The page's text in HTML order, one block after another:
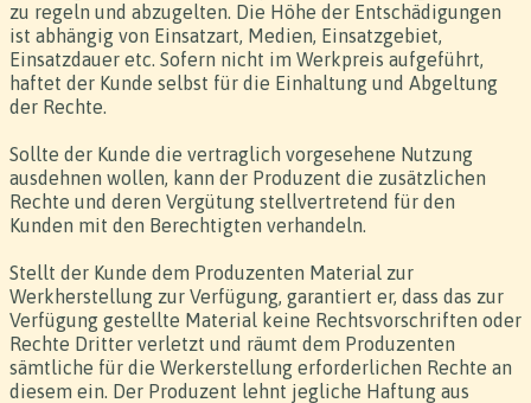
zu regeln und abzugelten. Die Höhe der Entschädigungen
ist abhängig von Einsatzart, Medien, Einsatzgebiet,
Einsatzdauer etc. Sofern nicht im Werkpreis aufgeführt,
haftet der Kunde selbst für die Einhaltung und Abgeltung
der Rechte.
Sollte der Kunde die vertraglich vorgesehene Nutzung
ausdehnen wollen, kann der Produzent die zusätzlichen
Rechte und deren Vergütung stellvertretend für den
Kunden mit den Berechtigten verhandeln.
Stellt der Kunde dem Produzenten Material zur
Werkherstellung zur Verfügung, garantiert er, dass das zur
Verfügung gestellte Material keine Rechtsvorschriften oder
Rechte Dritter verletzt und räumt dem Produzenten
sämtliche für die Werkerstellung erforderlichen Rechte an
diesem ein. Der Produzent lehnt jegliche Haftung aus